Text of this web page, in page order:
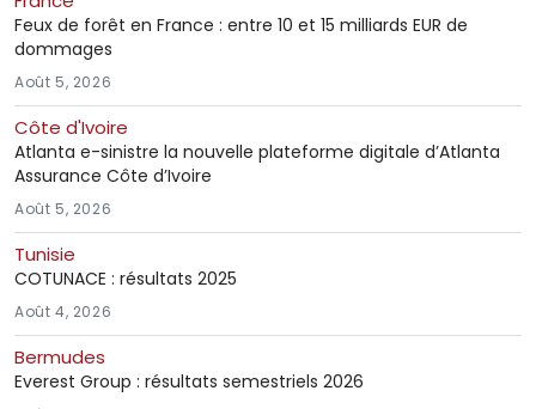
Feux de forêt en France : entre 10 et 15 milliards EUR de
dommages
Août 5, 2026
Côte d'Ivoire
Atlanta e-sinistre la nouvelle plateforme digitale d’Atlanta
Assurance Côte d’Ivoire
Août 5, 2026
Tunisie
COTUNACE : résultats 2025
Août 4, 2026
Bermudes
Everest Group : résultats semestriels 2026